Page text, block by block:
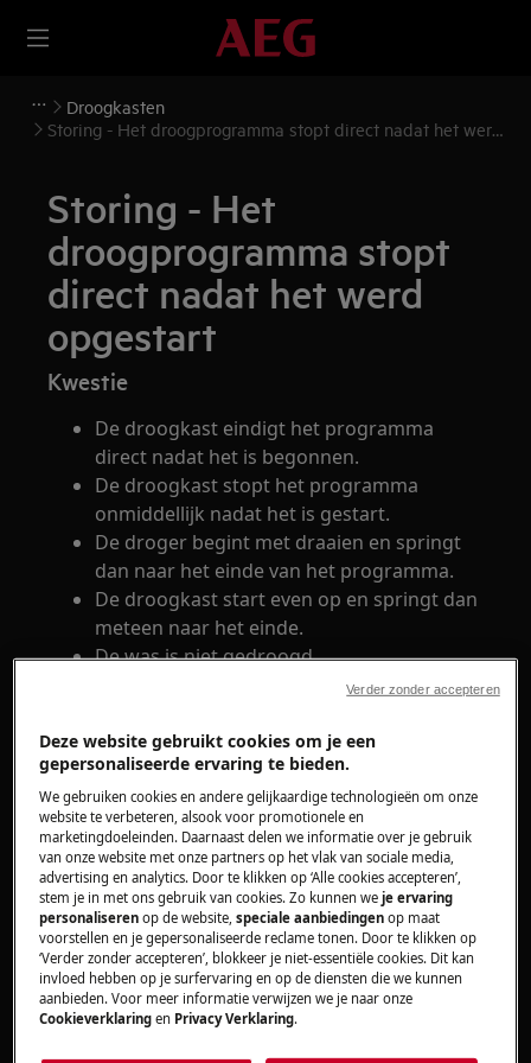
Droogkasten
Storing - Het droogprogramma stopt direct nadat het werd
Storing - Het
droogprogramma stopt
direct nadat het werd
opgestart
Kwestie
De droogkast eindigt het programma
direct nadat het is begonnen.
De droogkast stopt het programma
onmiddellijk nadat het is gestart.
De droger begint met draaien en springt
dan naar het einde van het programma.
De droogkast start even op en springt dan
meteen naar het einde.
De was is niet gedroogd.
Droogkast
Oplossing
De programma's op je droogkast zijn
tijdgestuurd of vochtgestuurd.
Bij vochtigheidsgestuurde programma's zoals
'Katoen Kastdroog' of 'Strijkdroog' wordt aan
het begin van het programma een
geleidbaarheidsmeting uitgevoerd die de
Deze website gebruikt cookies om je een
gepersonaliseerde ervaring te bieden.
We gebruiken cookies en andere gelijkaardige technologieën om onze
website te verbeteren, alsook voor promotionele en
marketingdoeleinden. Daarnaast delen we informatie over je gebruik
van onze website met onze partners op het vlak van sociale media,
advertising en analytics. Door te klikken op ‘Alle cookies accepteren’,
stem je in met ons gebruik van cookies. Zo kunnen weje ervaring
personaliseren op de website,speciale aanbiedingen op maat
voorstellen en je gepersonaliseerde reclame tonen. Door te klikken op
‘Verder zonder accepteren’, blokkeer je niet-essentiële cookies. Dit kan
invloed hebben op je surfervaring en op de diensten die we kunnen
aanbieden. Voor meer informatie verwijzen we je naar onze
Cookieverklaring en Privacy Verklaring.
Verder zonder accepteren